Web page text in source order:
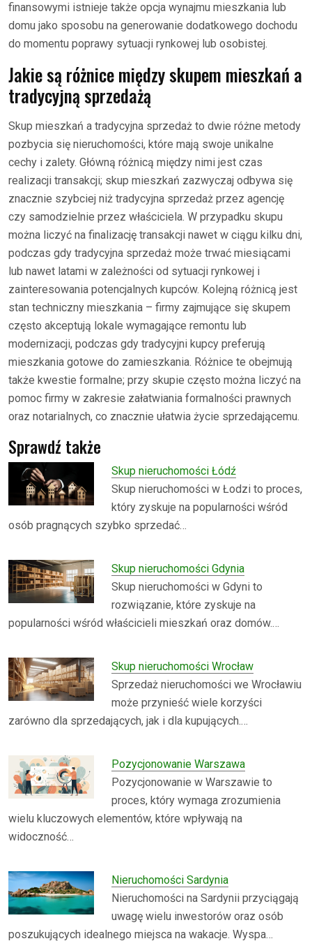
finansowymi istnieje także opcja wynajmu mieszkania lub
domu jako sposobu na generowanie dodatkowego dochodu
do momentu poprawy sytuacji rynkowej lub osobistej.
Jakie są różnice między skupem mieszkań a
tradycyjną sprzedażą
Skup mieszkań a tradycyjna sprzedaż to dwie różne metody
pozbycia się nieruchomości, które mają swoje unikalne
cechy i zalety. Główną różnicą między nimi jest czas
realizacji transakcji; skup mieszkań zazwyczaj odbywa się
znacznie szybciej niż tradycyjna sprzedaż przez agencję
czy samodzielnie przez właściciela. W przypadku skupu
można liczyć na finalizację transakcji nawet w ciągu kilku dni,
podczas gdy tradycyjna sprzedaż może trwać miesiącami
lub nawet latami w zależności od sytuacji rynkowej i
zainteresowania potencjalnych kupców. Kolejną różnicą jest
stan techniczny mieszkania – firmy zajmujące się skupem
często akceptują lokale wymagające remontu lub
modernizacji, podczas gdy tradycyjni kupcy preferują
mieszkania gotowe do zamieszkania. Różnice te obejmują
także kwestie formalne; przy skupie często można liczyć na
pomoc firmy w zakresie załatwiania formalności prawnych
oraz notarialnych, co znacznie ułatwia życie sprzedającemu.
Sprawdź także
Skup nieruchomości Łódź
Skup nieruchomości w Łodzi to proces,
który zyskuje na popularności wśród
osób pragnących szybko sprzedać…
Skup nieruchomości Gdynia
Skup nieruchomości w Gdyni to
rozwiązanie, które zyskuje na
popularności wśród właścicieli mieszkań oraz domów.…
Skup nieruchomości Wrocław
Sprzedaż nieruchomości we Wrocławiu
może przynieść wiele korzyści
zarówno dla sprzedających, jak i dla kupujących.…
Pozycjonowanie Warszawa
Pozycjonowanie w Warszawie to
proces, który wymaga zrozumienia
wielu kluczowych elementów, które wpływają na
widoczność…
Nieruchomości Sardynia
Nieruchomości na Sardynii przyciągają
uwagę wielu inwestorów oraz osób
poszukujących idealnego miejsca na wakacje. Wyspa…